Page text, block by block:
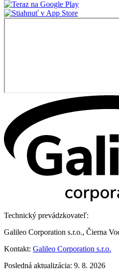
Technický prevádzkovateľ:
Galileo Corporation s.r.o., Čierna
Kontakt: Galileo Corporation s.r.o.
Posledná aktualizácia: 9. 8. 2026